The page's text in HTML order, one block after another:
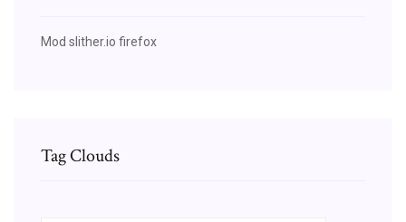
Mod slither.io firefox
Tag Clouds